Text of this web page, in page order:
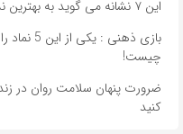
این ۷ نشانه می گوید به بهترین نسخه از خودتان رسیده اید
بازی
چیست!
ضرورت پنهان سلامت روان در
کنید